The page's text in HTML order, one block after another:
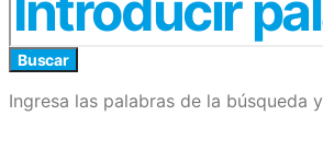
Buscar
Ingresa las palabras de la búsqueda